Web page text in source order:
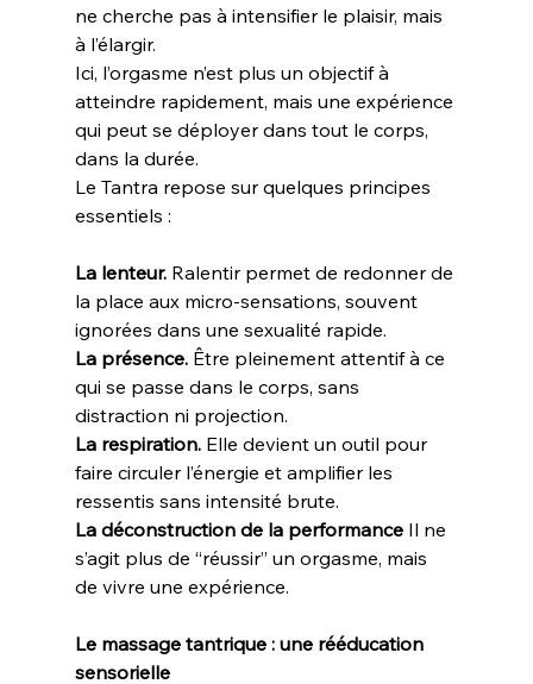
ne cherche pas à intensifier le plaisir, mais
à l’élargir.
Ici, l’orgasme n’est plus un objectif à
atteindre rapidement, mais une expérience
qui peut se déployer dans tout le corps,
dans la durée.
Le Tantra repose sur quelques principes
essentiels :
La lenteur. Ralentir permet de redonner de
la place aux micro-sensations, souvent
ignorées dans une sexualité rapide.
La présence. Être pleinement attentif à ce
qui se passe dans le corps, sans
distraction ni projection.
La respiration. Elle devient un outil pour
faire circuler l’énergie et amplifier les
ressentis sans intensité brute.
La déconstruction de la performance Il ne
s’agit plus de “réussir” un orgasme, mais
de vivre une expérience.
Le massage tantrique : une rééducation
sensorielle